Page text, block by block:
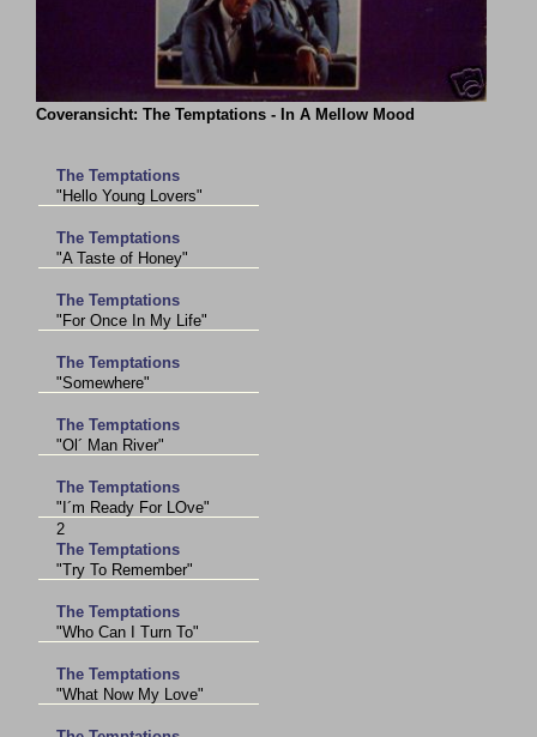
Coveransicht: The Temptations - In A Mellow Mood
The Temptations
"Hello Young Lovers"
The Temptations
"A Taste of Honey"
The Temptations
"For Once In My Life"
The Temptations
"Somewhere"
The Temptations
"Ol´ Man River"
The Temptations
"I´m Ready For LOve"
2
The Temptations
"Try To Remember"
The Temptations
"Who Can I Turn To"
The Temptations
"What Now My Love"